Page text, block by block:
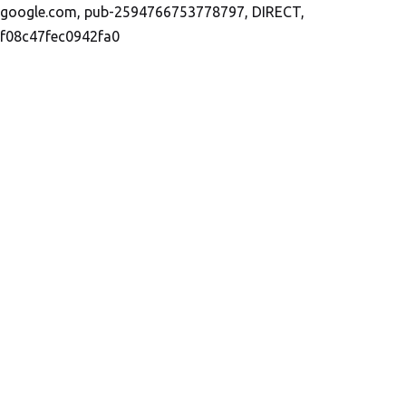
google.com, pub-2594766753778797, DIRECT,
f08c47fec0942fa0